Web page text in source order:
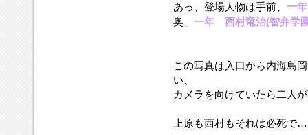
あっ、登場人物は手前、 一
奥、 一年 西村竜治(智弁学
この写真は入口から内海島
い、
カメラを向けていたら二人
上原も西村もそれは必死で…